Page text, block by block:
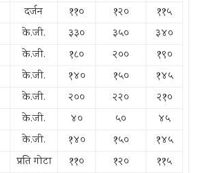
दर्जन ११० १२०
११५
के.जी. ३३० ३५०
३४०
के.जी. १८० २००
१९०
के.जी. १४० १५०
१४५
के.जी. २०० २२०
२१०
के.जी. ४० ५०
४५
के.जी. १४० १५०
१४५
प्रति गोटा ११० १२०
११५